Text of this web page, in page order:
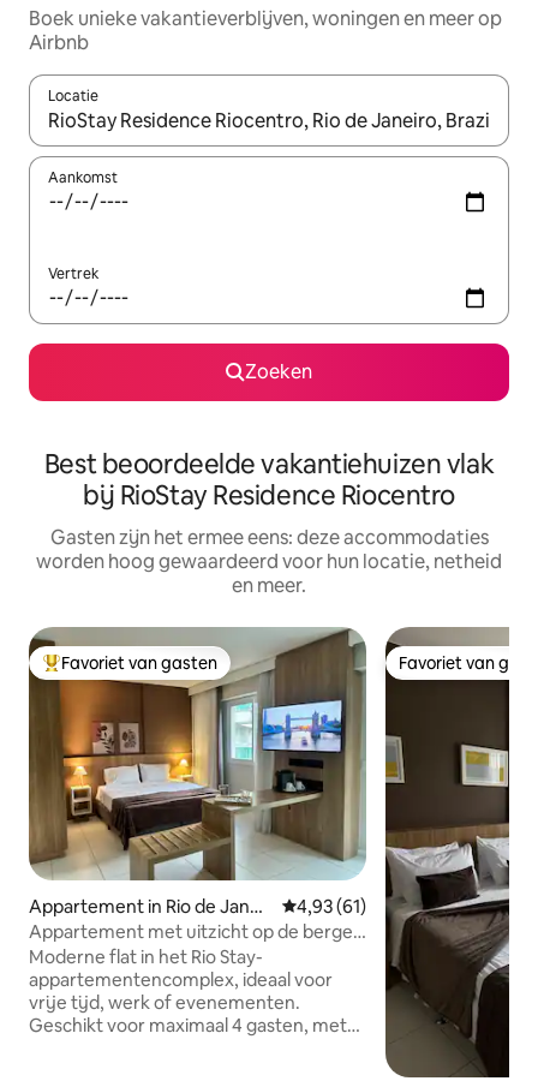
Boek unieke vakantieverblijven, woningen en meer op
Airbnb
Locatie
Wanneer er suggesties beschikbaar zijn, maak je een keuze
Aankomst
Vertrek
Zoeken
Best beoordeelde vakantiehuizen vlak
bij RioStay Residence Riocentro
Gasten zijn het ermee eens: deze accommodaties
worden hoog gewaardeerd voor hun locatie, netheid
en meer.
Topfavoriet van gasten
Favoriet van gasten
Appartement in Rio de Janeir
o
Gemiddelde beoordeling van
4,93 (61)
Appartement met uitzicht op de bergen
- Rock in Rio en Rio Centro
Moderne flat in het Rio Stay-
appartementencomplex, ideaal voor
vrije tijd, werk of evenementen.
Geschikt voor maximaal 4 gasten, met
Favoriet van
Favoriet van